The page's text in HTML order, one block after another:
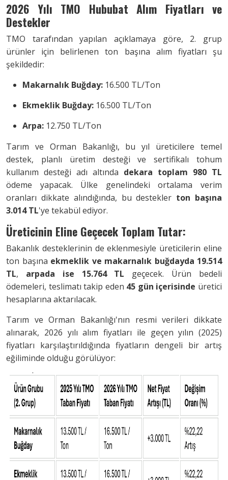
2026 Yılı TMO Hububat Alım Fiyatları ve
Destekler
TMO tarafından yapılan açıklamaya göre, 2. grup
ürünler için belirlenen ton başına alım fiyatları şu
şekildedir:
Makarnalık Buğday: 16.500 TL/Ton
Ekmeklik Buğday: 16.500 TL/Ton
Arpa: 12.750 TL/Ton
Tarım ve Orman Bakanlığı, bu yıl üreticilere temel
destek, planlı üretim desteği ve sertifikalı tohum
kullanım desteği adı altında dekara toplam 980 TL
ödeme yapacak. Ülke genelindeki ortalama verim
oranları dikkate alındığında, bu destekler ton başına
3.014 TL'ye tekabül ediyor.
Üreticinin Eline Geçecek Toplam Tutar:
Bakanlık desteklerinin de eklenmesiyle üreticilerin eline
ton başına ekmeklik ve makarnalık buğdayda 19.514
TL, arpada ise 15.764 TL geçecek. Ürün bedeli
ödemeleri, teslimatı takip eden 45 gün içerisinde üretici
hesaplarına aktarılacak.
Tarım ve Orman Bakanlığı'nın resmi verileri dikkate
alınarak, 2026 yılı alım fiyatları ile geçen yılın (2025)
fiyatları karşılaştırıldığında fiyatların dengeli bir artış
eğiliminde olduğu görülüyor: